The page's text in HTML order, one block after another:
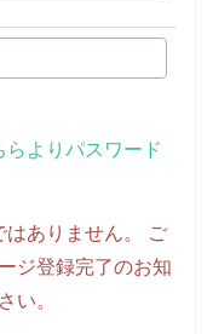
よりパスワード
はありません。 ご
ジ登録完了のお知
い。